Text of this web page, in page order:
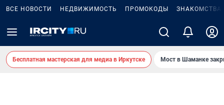
ВСЕ НОВОСТИ НЕДВИЖИМОСТЬ ПРОМОКОДЫ ЗНАКОМСТВА
Бесплатная мастерская для медиа в Иркутске Мост в Шаманке